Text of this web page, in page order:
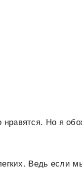
нравятся. Но я
Ведь если